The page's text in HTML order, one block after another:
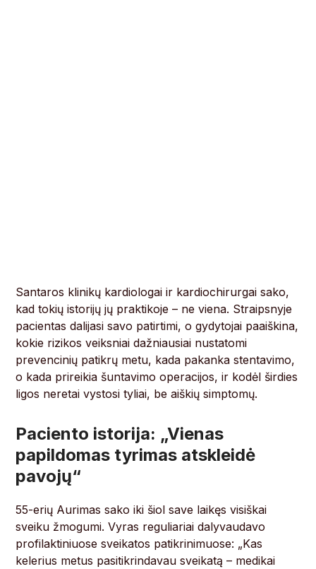
Santaros klinikų kardiologai ir kardiochirurgai sako,
kad tokių istorijų jų praktikoje – ne viena. Straipsnyje
pacientas dalijasi savo patirtimi, o gydytojai paaiškina,
kokie rizikos veiksniai dažniausiai nustatomi
prevencinių patikrų metu, kada pakanka stentavimo,
o kada prireikia šuntavimo operacijos, ir kodėl širdies
ligos neretai vystosi tyliai, be aiškių simptomų.
Paciento istorija: „Vienas
papildomas tyrimas atskleidė
pavojų“
55-erių Aurimas sako iki šiol save laikęs visiškai
sveiku žmogumi. Vyras reguliariai dalyvaudavo
profilaktiniuose sveikatos patikrinimuose: „Kas
kelerius metus pasitikrindavau sveikatą – medikai